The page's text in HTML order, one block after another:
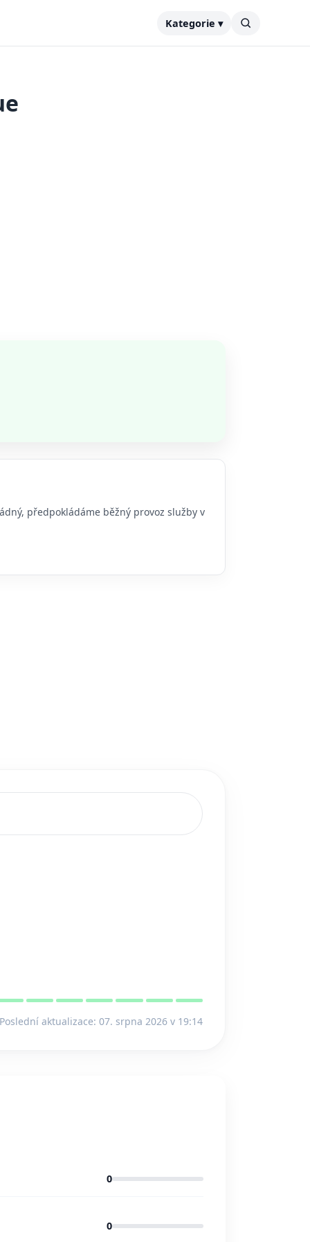
Kategorie ▾
předpokládáme běžný provoz služby v
Poslední aktualizace: 07. srpna 2026 v 19:14
0
0